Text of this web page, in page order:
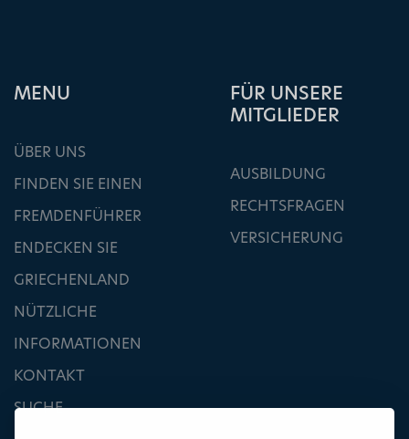
ΜΕΝU
ÜBER UNS
FINDEN SIE EINEN
FREMDENFÜHRER
ENDECKEN SIE
GRIECHENLAND
NÜTZLICHE
INFORMATIONEN
KONTAKT
SUCHE
FÜR UNSERE
MITGLIEDER
AUSBILDUNG
RECHTSFRAGEN
VERSICHERUNG